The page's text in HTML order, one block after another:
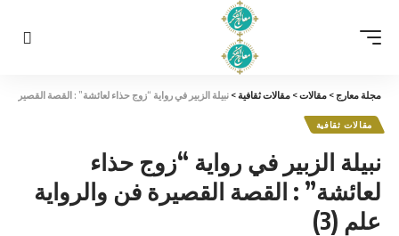
مجلة معارج> مقالات> مقالات ثقافية> نبيلة الزبير في رواية “زوج حذاء لعائشة” : القصة القصيرة فن
مقالات ثقافية
نبيلة الزبير في رواية “زوج حذاء
لعائشة” : القصة القصيرة فن والرواية
علم (3)